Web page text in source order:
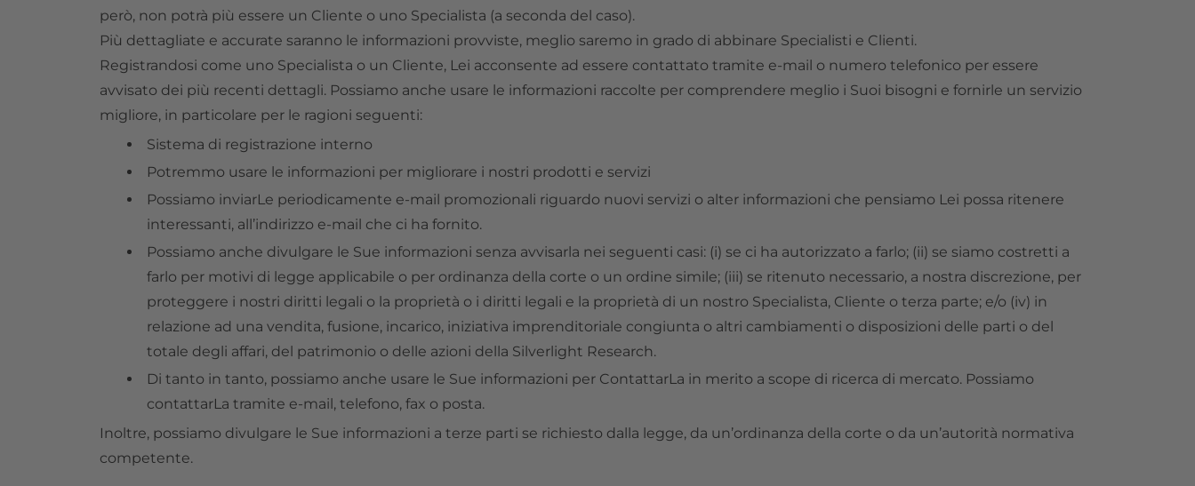
però, non potrà più essere un Cliente o uno Specialista (a seconda del caso).
Più dettagliate e accurate saranno le informazioni provviste, meglio saremo in grado di abbinare Specialisti e Clienti.
Registrandosi come uno Specialista o un Cliente, Lei acconsente ad essere contattato tramite e-mail o numero telefonico per essere
avvisato dei più recenti dettagli. Possiamo anche usare le informazioni raccolte per comprendere meglio i Suoi bisogni e fornirle un servizio
migliore, in particolare per le ragioni seguenti:
Sistema di registrazione interno
Potremmo usare le informazioni per migliorare i nostri prodotti e servizi
Possiamo inviarLe periodicamente e-mail promozionali riguardo nuovi servizi o alter informazioni che pensiamo Lei possa ritenere
interessanti, all’indirizzo e-mail che ci ha fornito.
Possiamo anche divulgare le Sue informazioni senza avvisarla nei seguenti casi: (i) se ci ha autorizzato a farlo; (ii) se siamo costretti a
farlo per motivi di legge applicabile o per ordinanza della corte o un ordine simile; (iii) se ritenuto necessario, a nostra discrezione, per
proteggere i nostri diritti legali o la proprietà o i diritti legali e la proprietà di un nostro Specialista, Cliente o terza parte; e/o (iv) in
relazione ad una vendita, fusione, incarico, iniziativa imprenditoriale congiunta o altri cambiamenti o disposizioni delle parti o del
totale degli affari, del patrimonio o delle azioni della Silverlight Research.
Di tanto in tanto, possiamo anche usare le Sue informazioni per ContattarLa in merito a scope di ricerca di mercato. Possiamo
contattarLa tramite e-mail, telefono, fax o posta.
Inoltre, possiamo divulgare le Sue informazioni a terze parti se richiesto dalla legge, da un’ordinanza della corte o da un’autorità normativa
competente.